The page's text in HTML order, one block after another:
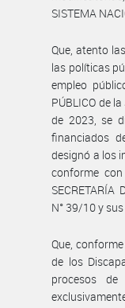
SISTEMA
Que, atento
las políticas
empleo
PÚBLICO de
de 2023, se
financiados
designó a los
conforme
SECRETARÍA
N° 39/10 y
Que,
de los
procesos